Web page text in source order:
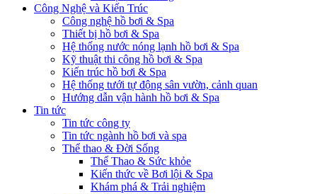
Công Nghệ và Kiến Trúc
Công nghệ hồ bơi & Spa
Thiết bị hồ bơi & Spa
Hệ thống nước nóng lạnh hồ bơi & Spa
Kỹ thuật thi công hồ bơi & Spa
Kiến trúc hồ bơi & Spa
Hệ thống tưới tự động sân vườn, cảnh quan
Hướng dẫn vận hành hồ bơi & Spa
Tin tức
Tin tức công ty
Tin tức ngành hồ bơi và spa
Thể thao & Đời Sống
Thể Thao & Sức khỏe
Kiến thức về Bơi lội & Spa
Khám phá & Trải nghiệm